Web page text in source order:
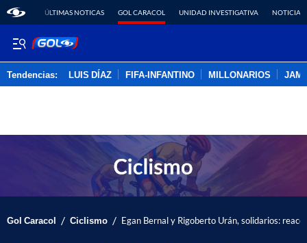
ÚLTIMAS NOTICAS GOL CARACOL UNIDAD INVESTIGATIVA NOTICIAS
Tendencias: LUIS DÍAZ FIFA-INFANTINO MILLONARIOS
Gol Caracol / Ciclismo / Egan Bernal y Rigoberto Urán, solidarios: